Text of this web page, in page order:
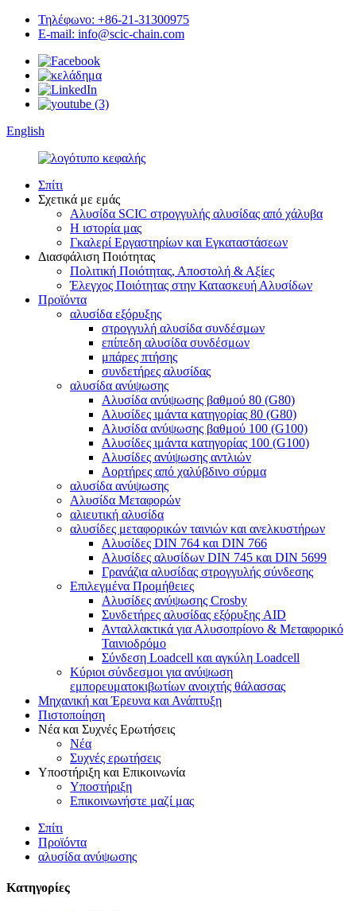
Τηλέφωνο: +86-21-31300975
E-mail: info@scic-chain.com
English
Σπίτι
Σχετικά με εμάς
Αλυσίδα SCIC στρογγυλής αλυσίδας από χάλυβα
Η ιστορία μας
Γκαλερί Εργαστηρίων και Εγκαταστάσεων
Διασφάλιση Ποιότητας
Πολιτική Ποιότητας, Αποστολή & Αξίες
Έλεγχος Ποιότητας στην Κατασκευή Αλυσίδων
Προϊόντα
αλυσίδα εξόρυξης
στρογγυλή αλυσίδα συνδέσμων
επίπεδη αλυσίδα συνδέσμων
μπάρες πτήσης
συνδετήρες αλυσίδας
αλυσίδα ανύψωσης
Αλυσίδα ανύψωσης βαθμού 80 (G80)
Αλυσίδες ιμάντα κατηγορίας 80 (G80)
Αλυσίδα ανύψωσης βαθμού 100 (G100)
Αλυσίδες ιμάντα κατηγορίας 100 (G100)
Αλυσίδες ανύψωσης αντλιών
Αορτήρες από χαλύβδινο σύρμα
αλυσίδα ανύψωσης
Αλυσίδα Μεταφορών
αλιευτική αλυσίδα
αλυσίδες μεταφορικών ταινιών και ανελκυστήρων
Αλυσίδες DIN 764 και DIN 766
Αλυσίδες αλυσίδων DIN 745 και DIN 5699
Γρανάζια αλυσίδας στρογγυλής σύνδεσης
Επιλεγμένα Προμήθειες
Αλυσίδες ανύψωσης Crosby
Συνδετήρες αλυσίδας εξόρυξης AID
Ανταλλακτικά για Αλυσοπρίονο & Μεταφορικό
Ταινιοδρόμο
Σύνδεση Loadcell και αγκύλη Loadcell
Κύριοι σύνδεσμοι για ανύψωση
εμπορευματοκιβωτίων ανοιχτής θάλασσας
Μηχανική και Έρευνα και Ανάπτυξη
Πιστοποίηση
Νέα και Συχνές Ερωτήσεις
Νέα
Συχνές ερωτήσεις
Υποστήριξη και Επικοινωνία
Υποστήριξη
Επικοινωνήστε μαζί μας
Σπίτι
Προϊόντα
αλυσίδα ανύψωσης
Κατηγορίες